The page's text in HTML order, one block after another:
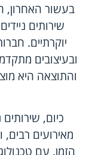
בעשור
שירותים
יוקרתיים.
ובעיצובים
והתוצאה היא
כיום,
מאירועים
הזמן. עם